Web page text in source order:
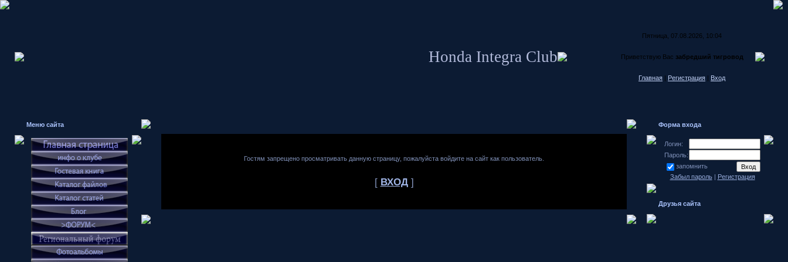
Honda Integra Club
Пятница, 07.08.2026, 10:04
Приветствую Вас забредший тигровод
Главная | Регистрация | Вход
Меню сайта
Гостям запрещено просматривать данную страницу, пожалуйста войдите на сайт как пользователь.
[ ВХОД]
Форма входа
Логин:
Пароль:
запомнить
Забыл пароль| Регистрация
Друзья сайта